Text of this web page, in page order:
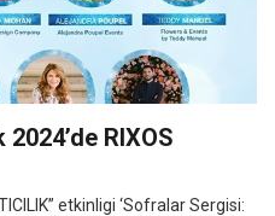
RIXOS
etkinligi ‘Sofralar Sergisi: